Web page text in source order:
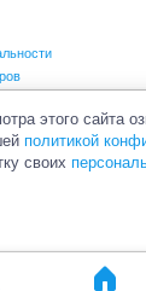
на товарные
этого сайта
политикой
своих